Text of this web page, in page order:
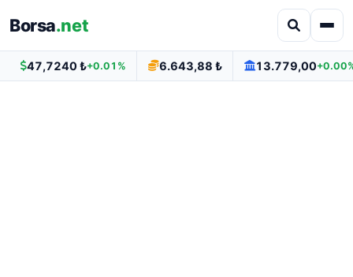
Borsa.net
47,7240 ₺+0.01% 6.643,88 ₺ 13.779,00